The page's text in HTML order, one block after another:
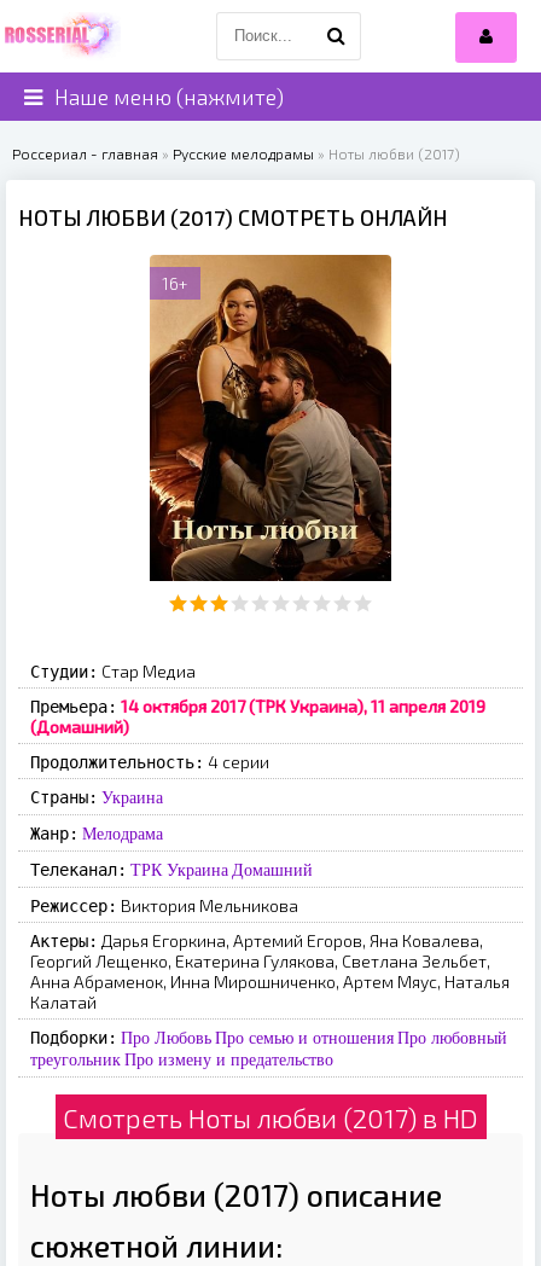
Наше меню (нажмите)
Россериал - главная » Русские мелодрамы » Ноты любви (2017)
НОТЫ ЛЮБВИ (2017) СМОТРЕТЬ ОНЛАЙН
16+
Студии: Стар Медиа
Премьера: 14 октября 2017 (ТРК Украина), 11 апреля 2019
(Домашний)
Продолжительность: 4 серии
Страны: Украина
Жанр: Мелодрама
Телеканал: ТРК Украина Домашний
Режиссер: Виктория Мельникова
Актеры: Дарья Егоркина, Артемий Егоров, Яна Ковалева,
Георгий Лещенко, Екатерина Гулякова, Светлана Зельбет,
Анна Абраменок, Инна Мирошниченко, Артем Мяус, Наталья
Калатай
Подборки: Про Любовь Про семью и отношения Про любовный
треугольник Про измену и предательство
Смотреть Ноты любви (2017) в HD
Ноты любви (2017) описание
сюжетной линии: